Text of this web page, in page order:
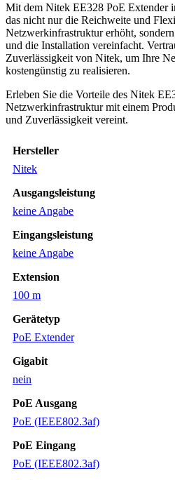
Mit dem Nitek EE328 PoE Extender
das nicht nur die Reichweite und
Netzwerkinfrastruktur erhöht,
und die Installation vereinfacht.
Zuverlässigkeit von Nitek, um Ihre
kostengünstig zu realisieren.
Erleben Sie die Vorteile des Nitek
Netzwerkinfrastruktur mit einem
und Zuverlässigkeit vereint.
Hersteller
Nitek
Ausgangsleistung
keine Angabe
Eingangsleistung
keine Angabe
Extension
100 m
Gerätetyp
PoE Extender
Gigabit
nein
PoE Ausgang
PoE (IEEE802.3af)
PoE Eingang
PoE (IEEE802.3af)